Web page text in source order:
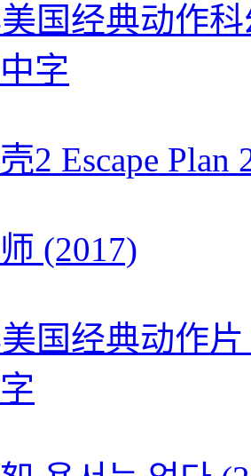
国经典动作
字
2 Escape Plan
(2017)
国经典动作